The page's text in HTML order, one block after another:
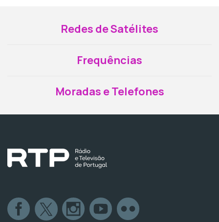
Redes de Satélites
Frequências
Moradas e Telefones